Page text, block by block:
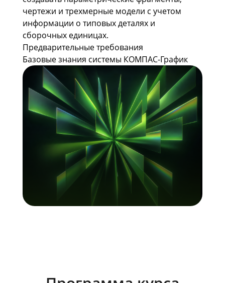
чертежи и трехмерные модели с учетом
информации о типовых деталях и
сборочных единицах.
Предварительные требования
Базовые знания системы КОМПАС-График